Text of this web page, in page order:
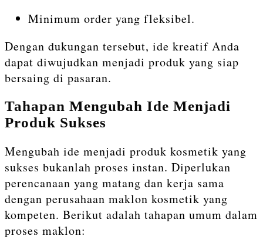
Minimum order yang fleksibel.
Dengan dukungan tersebut, ide kreatif Anda
dapat diwujudkan menjadi produk yang siap
bersaing di pasaran.
Tahapan Mengubah Ide Menjadi
Produk Sukses
Mengubah ide menjadi produk kosmetik yang
sukses bukanlah proses instan. Diperlukan
perencanaan yang matang dan kerja sama
dengan perusahaan maklon kosmetik yang
kompeten. Berikut adalah tahapan umum dalam
proses maklon: